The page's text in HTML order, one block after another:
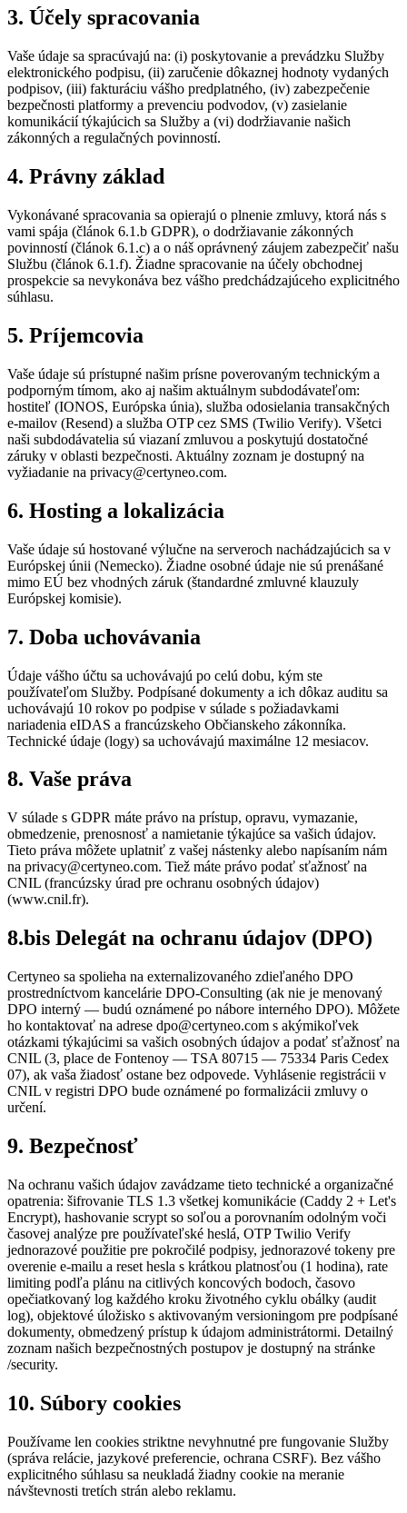
3. Účely spracovania
Vaše údaje sa spracúvajú na: (i) poskytovanie a prevádzku Služby
elektronického podpisu, (ii) zaručenie dôkaznej hodnoty vydaných
podpisov, (iii) fakturáciu vášho predplatného, (iv) zabezpečenie
bezpečnosti platformy a prevenciu podvodov, (v) zasielanie
komunikácií týkajúcich sa Služby a (vi) dodržiavanie našich
zákonných a regulačných povinností.
4. Právny základ
Vykonávané spracovania sa opierajú o plnenie zmluvy, ktorá nás s
vami spája (článok 6.1.b GDPR), o dodržiavanie zákonných
povinností (článok 6.1.c) a o náš oprávnený záujem zabezpečiť našu
Službu (článok 6.1.f). Žiadne spracovanie na účely obchodnej
prospekcie sa nevykonáva bez vášho predchádzajúceho explicitného
súhlasu.
5. Príjemcovia
Vaše údaje sú prístupné našim prísne poverovaným technickým a
podporným tímom, ako aj našim aktuálnym subdodávateľom:
hostiteľ (IONOS, Európska únia), služba odosielania transakčných
e-mailov (Resend) a služba OTP cez SMS (Twilio Verify). Všetci
naši subdodávatelia sú viazaní zmluvou a poskytujú dostatočné
záruky v oblasti bezpečnosti. Aktuálny zoznam je dostupný na
vyžiadanie na privacy@certyneo.com.
6. Hosting a lokalizácia
Vaše údaje sú hostované výlučne na serveroch nachádzajúcich sa v
Európskej únii (Nemecko). Žiadne osobné údaje nie sú prenášané
mimo EÚ bez vhodných záruk (štandardné zmluvné klauzuly
Európskej komisie).
7. Doba uchovávania
Údaje vášho účtu sa uchovávajú po celú dobu, kým ste
používateľom Služby. Podpísané dokumenty a ich dôkaz auditu sa
uchovávajú 10 rokov po podpise v súlade s požiadavkami
nariadenia eIDAS a francúzskeho Občianskeho zákonníka.
Technické údaje (logy) sa uchovávajú maximálne 12 mesiacov.
8. Vaše práva
V súlade s GDPR máte právo na prístup, opravu, vymazanie,
obmedzenie, prenosnosť a namietanie týkajúce sa vašich údajov.
Tieto práva môžete uplatniť z vašej nástenky alebo napísaním nám
na privacy@certyneo.com. Tiež máte právo podať sťažnosť na
CNIL (francúzsky úrad pre ochranu osobných údajov)
(www.cnil.fr).
8.bis Delegát na ochranu údajov (DPO)
Certyneo sa spolieha na externalizovaného zdieľaného DPO
prostredníctvom kancelárie DPO-Consulting (ak nie je menovaný
DPO interný — budú oznámené po nábore interného DPO). Môžete
ho kontaktovať na adrese dpo@certyneo.com s akýmikoľvek
otázkami týkajúcimi sa vašich osobných údajov a podať sťažnosť na
CNIL (3, place de Fontenoy — TSA 80715 — 75334 Paris Cedex
07), ak vaša žiadosť ostane bez odpovede. Vyhlásenie registrácii v
CNIL v registri DPO bude oznámené po formalizácii zmluvy o
určení.
9. Bezpečnosť
Na ochranu vašich údajov zavádzame tieto technické a organizačné
opatrenia: šifrovanie TLS 1.3 všetkej komunikácie (Caddy 2 + Let's
Encrypt), hashovanie scrypt so soľou a porovnaním odolným voči
časovej analýze pre používateľské heslá, OTP Twilio Verify
jednorazové použitie pre pokročilé podpisy, jednorazové tokeny pre
overenie e-mailu a reset hesla s krátkou platnosťou (1 hodina), rate
limiting podľa plánu na citlivých koncových bodoch, časovo
opečiatkovaný log každého kroku životného cyklu obálky (audit
log), objektové úložisko s aktivovaným versioningom pre podpísané
dokumenty, obmedzený prístup k údajom administrátormi. Detailný
zoznam našich bezpečnostných postupov je dostupný na stránke
/security.
10. Súbory cookies
Používame len cookies striktne nevyhnutné pre fungovanie Služby
(správa relácie, jazykové preferencie, ochrana CSRF). Bez vášho
explicitného súhlasu sa neukladá žiadny cookie na meranie
návštevnosti tretích strán alebo reklamu.